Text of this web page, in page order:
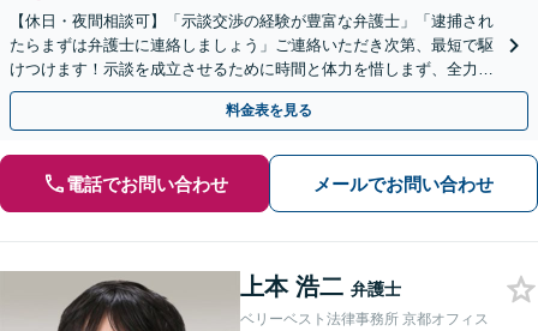
【休日・夜間相談可】「示談交渉の経験が豊富な弁護士」「逮捕され
たらまずは弁護士に連絡しましょう」ご連絡いただき次第、最短で駆
けつけます！示談を成立させるために時間と体力を惜しまず、全力対
応「罪を犯した方の社会復帰を応援します／更生サポート」
料金表を見る
電話でお問い合わせ メールでお問い合わせ
上本 浩二 弁護士
ベリーベスト法律事務所 京都オフィス